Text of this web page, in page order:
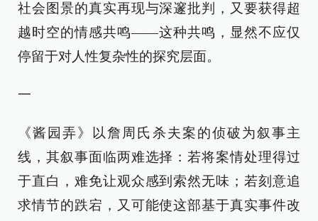
社会图景的真实再现与深邃批判，又要获得超
越时空的情感共鸣——这种共鸣，显然不应仅
停留于对人性复杂性的探究层面。
一
《酱园弄》以詹周氏杀夫案的侦破为叙事主
线，其叙事面临两难选择：若将案情处理得过
于直白，难免让观众感到索然无味；若刻意追
求情节的跌宕，又可能使这部基于真实事件改